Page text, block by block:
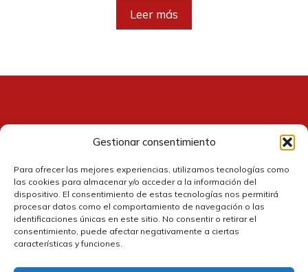
Gestionar consentimiento
Para ofrecer las mejores experiencias, utilizamos tecnologías como
las cookies para almacenar y/o acceder a la información del
dispositivo. El consentimiento de estas tecnologías nos permitirá
procesar datos como el comportamiento de navegación o las
identificaciones únicas en este sitio. No consentir o retirar el
consentimiento, puede afectar negativamente a ciertas
características y funciones.
original
era:
actual
es:
Leer más
Contacto